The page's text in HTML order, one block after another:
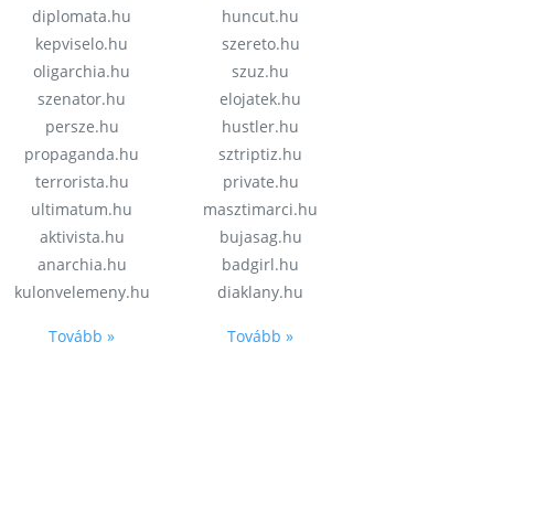
diplomata.hu
kepviselo.hu
oligarchia.hu
szenator.hu
persze.hu
propaganda.hu
terrorista.hu
ultimatum.hu
aktivista.hu
anarchia.hu
kulonvelemeny.hu
Tovább »
huncut.hu
szereto.hu
szuz.hu
elojatek.hu
hustler.hu
sztriptiz.hu
private.hu
masztimarci.hu
bujasag.hu
badgirl.hu
diaklany.hu
Tovább »